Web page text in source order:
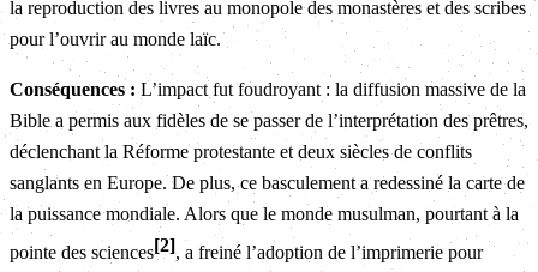
la reproduction des livres au monopole des monastères et des scribes
pour l’ouvrir au monde laïc.
Conséquences :L’impact fut foudroyant : la diffusion massive de la
Bible a permis aux fidèles de se passer de l’interprétation des prêtres,
déclenchant la Réforme protestante et deux siècles de conflits
sanglants en Europe. De plus, ce basculement a redessiné la carte de
la puissance mondiale. Alors que le monde musulman, pourtant à la
pointe des sciences 2 , a freiné l’adoption de l’imprimerie pour